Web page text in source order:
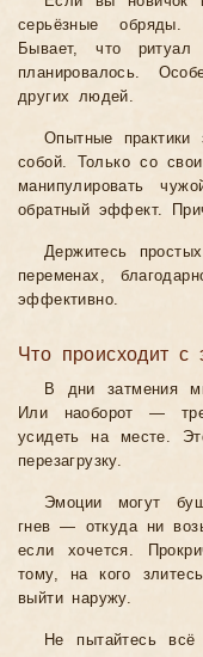
серьёзные обряды.
Бывает, что ритуал
планировалось.
других людей.
Опытные практики
собой. Только со
манипулировать
обратный эффект.
Держитесь
переменах,
эффективно.
Что происходит с
В дни затмения
Или наоборот —
усидеть на месте.
перезагрузку.
Эмоции могут
гнев — откуда ни
если хочется.
тому, на кого
выйти наружу.
Не пытайтесь